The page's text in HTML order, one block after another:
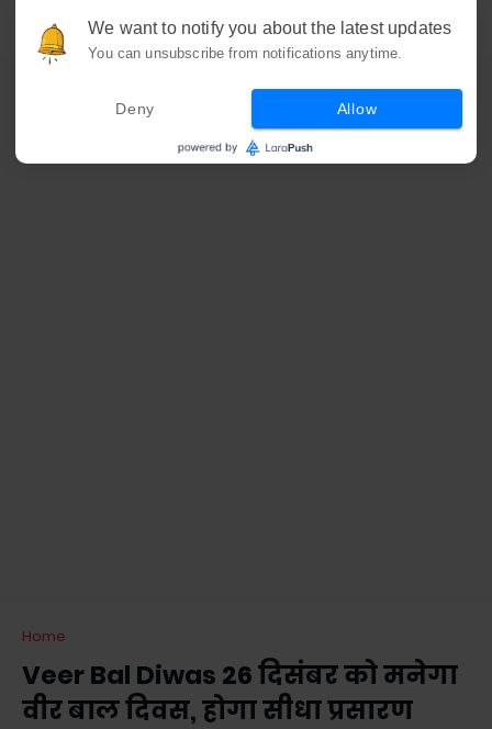
Home
Veer Bal Diwas 26 दिसंबर को मनेगा
वीर बाल दिवस, होगा सीधा प्रसारण
We want to notify you about the latest updates
You can unsubscribe from notifications anytime.
Deny Allow